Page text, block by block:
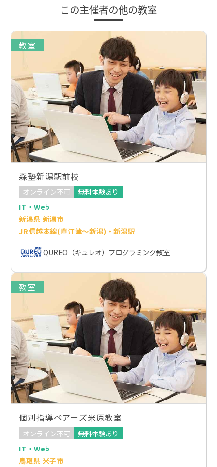
この主催者の他の教室
教室
森塾新潟駅前校
オンライン不可
無料体験あり
IT・Web
新潟県 新潟市
JR信越本線(直江津～新潟)・新潟駅
QUREO（キュレオ）プログラミング教室
教室
個別指導ベアーズ米原教室
オンライン不可
無料体験あり
IT・Web
鳥取県 米子市